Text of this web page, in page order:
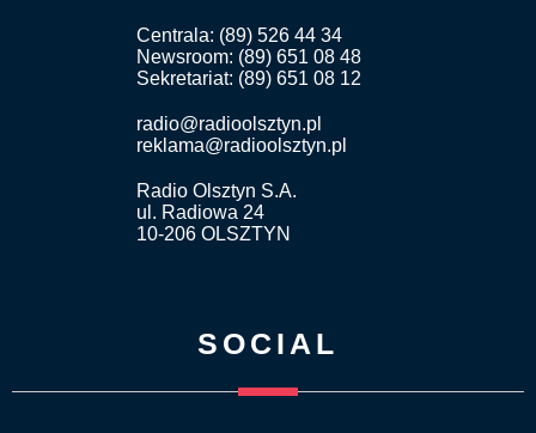
Centrala: (89) 526 44 34
Newsroom: (89) 651 08 48
Sekretariat: (89) 651 08 12
radio@radioolsztyn.pl
reklama@radioolsztyn.pl
Radio Olsztyn S.A.
ul. Radiowa 24
10-206 OLSZTYN
SOCIAL